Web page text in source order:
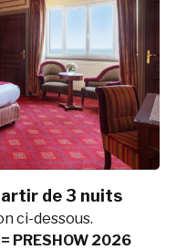
de 3 nuits
ci-dessous.
PRESHOW 2026